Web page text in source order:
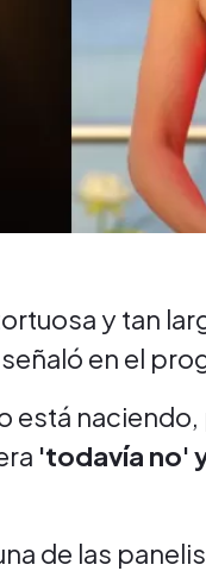
y tan
señaló en el
está
'todavía no'
de las